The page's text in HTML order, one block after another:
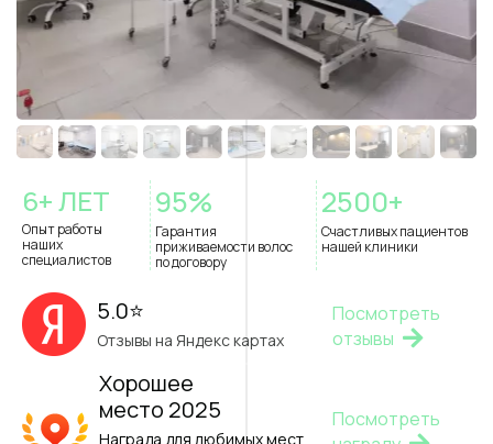
6+ ЛЕТ
Опыт работы
наших
специалистов
95%
Гарантия
приживаемости волос
по договору
2500+
Счастливых пациентов
нашей клиники
5.0⭐️
Отзывы на Яндекс картах
Посмотреть
отзывы
Хорошее
место 2025
Награда для любимых мест
Посмотреть